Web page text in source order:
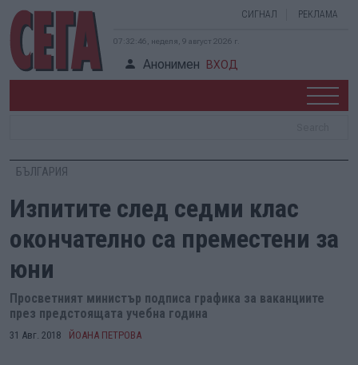
СИГНАЛ РЕКЛАМА
07:32:46, неделя, 9 август 2026 г.
Анонимен ВХОД
БЪЛГАРИЯ
Изпитите след седми клас
окончателно са преместени за
юни
Просветният министър подписа графика за ваканциите
през предстоящата учебна година
31 Авг. 2018 ЙОАНА ПЕТРОВА